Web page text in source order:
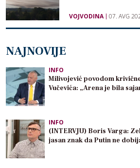
VOJVODINA 07. AVG
NAJNOVIJE
INFO
Milivojević povodom
Vučevića: „Arena je bila
INFO
(INTERVJU) Boris Varga:
jasan znak da Putin ne